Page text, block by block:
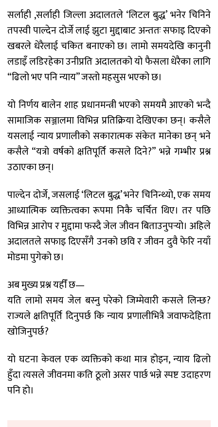
सर्लाही ,सर्लाही जिल्ला अदालतले ‘लिटल बुद्ध’ भनेर चिनिने
तपस्वी पाल्देन दोर्जे लाई झुटा मुद्दाबाट अन्ततः सफाइ दिएको
खबरले धेरैलाई चकित बनाएको छ। लामो समयदेखि कानुनी
लडाइँ लडिरहेका उनीप्रति अदालतको यो फैसला धेरैका लागि
“ढिलो भए पनि न्याय” जस्तो महसुस भएको छ।
यो निर्णय बालेन शाह प्रधानमन्त्री भएको समयमै आएको भन्दै
सामाजिक सञ्जालमा विभिन्न प्रतिक्रिया देखिएका छन्। कसैले
यसलाई न्याय प्रणालीको सकारात्मक संकेत मानेका छन् भने
कसैले “यत्रो वर्षको क्षतिपूर्ति कसले दिने?” भन्ने गम्भीर प्रश्न
उठाएका छन्।
पाल्देन दोर्जे, जसलाई ‘लिटल बुद्ध’ भनेर चिनिन्थ्यो, एक समय
आध्यात्मिक व्यक्तित्वका रूपमा निकै चर्चित थिए। तर पछि
विभिन्न आरोप र मुद्दामा फस्दै जेल जीवन बिताउनुपर्‍यो। अहिले
अदालतले सफाइ दिएसँगै उनको छवि र जीवन दुवै फेरि नयाँ
मोडमा पुगेको छ।
अब मुख्य प्रश्न यहीँ छ—
यति लामो समय जेल बस्नु परेको जिम्मेवारी कसले लिन्छ?
राज्यले क्षतिपूर्ति दिनुपर्छ कि न्याय प्रणालीभित्रै जवाफदेहिता
खोजिनुपर्छ?
यो घटना केवल एक व्यक्तिको कथा मात्र होइन, न्याय ढिलो
हुँदा त्यसले जीवनमा कति ठूलो असर पार्छ भन्ने स्पष्ट उदाहरण
पनि हो।